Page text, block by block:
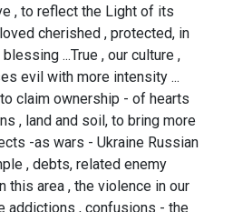
, to reflect the Light of its
cherished , protected, in
...True , our culture ,
evil with more intensity ...
claim ownership - of hearts
, land and soil, to bring more
-as wars - Ukraine Russian
, debts, related enemy
this area , the violence in our
addictions , confusions - the